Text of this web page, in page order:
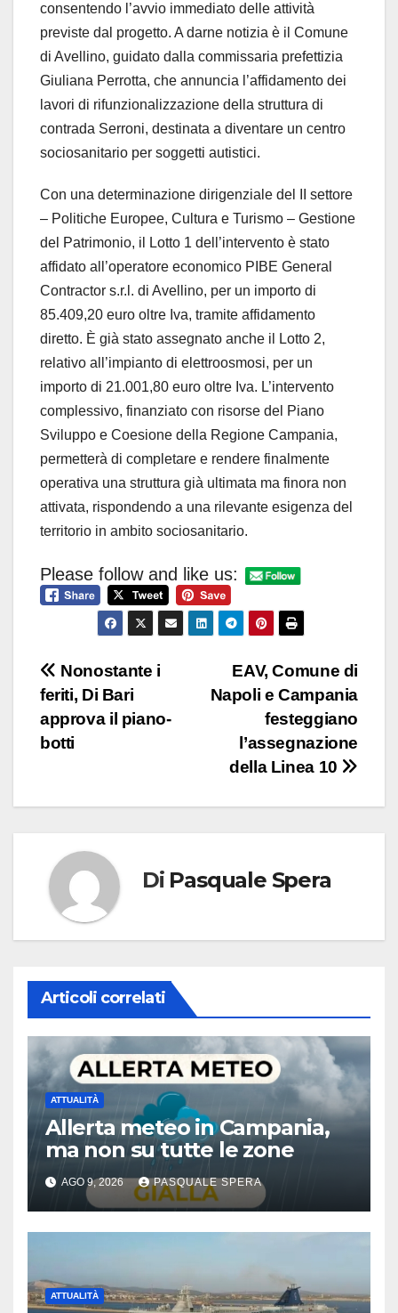
consentendo l’avvio immediato delle attività
previste dal progetto. A darne notizia è il Comune
di Avellino, guidato dalla commissaria prefettizia
Giuliana Perrotta, che annuncia l’affidamento dei
lavori di rifunzionalizzazione della struttura di
contrada Serroni, destinata a diventare un centro
sociosanitario per soggetti autistici.
Con una determinazione dirigenziale del II settore
– Politiche Europee, Cultura e Turismo – Gestione
del Patrimonio, il Lotto 1 dell’intervento è stato
affidato all’operatore economico PIBE General
Contractor s.r.l. di Avellino, per un importo di
85.409,20 euro oltre Iva, tramite affidamento
diretto. È già stato assegnato anche il Lotto 2,
relativo all’impianto di elettroosmosi, per un
importo di 21.001,80 euro oltre Iva. L’intervento
complessivo, finanziato con risorse del Piano
Sviluppo e Coesione della Regione Campania,
permetterà di completare e rendere finalmente
operativa una struttura già ultimata ma finora non
attivata, rispondendo a una rilevante esigenza del
territorio in ambito sociosanitario.
Please follow and like us:
Navigazione
articoli
EAV, Comune di
Napoli e Campania
festeggiano
l’assegnazione
della Linea 10
Nonostante i
feriti, Di Bari
approva il piano-
botti
Di Pasquale Spera
Articoli correlati
ATTUALITÀ
Allerta meteo in Campania,
ma non su tutte le zone
AGO 9, 2026 PASQUALE SPERA
ATTUALITÀ